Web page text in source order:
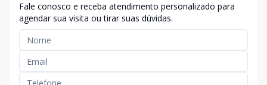
Fale conosco e receba atendimento personalizado para
agendar sua visita ou tirar suas dúvidas.